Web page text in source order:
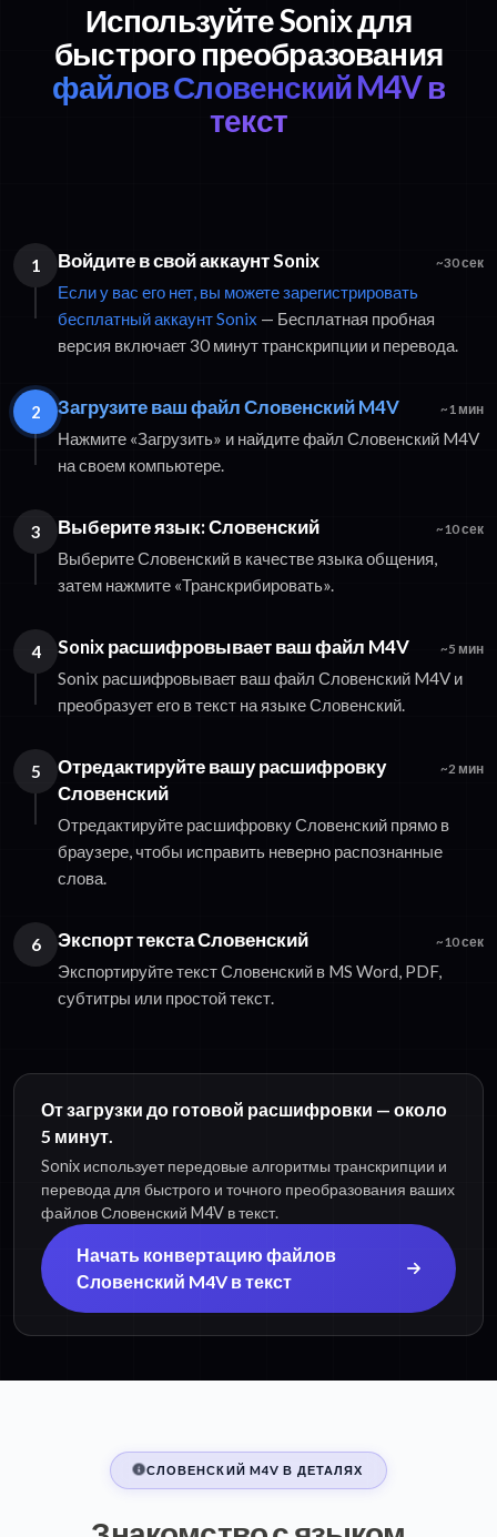
Используйте Sonix для
быстрого преобразования
файлов Словенский M4V в
текст
1 Войдите в свой аккаунт Sonix ~30 сек
Если у вас его нет, вы можете зарегистрировать
бесплатный аккаунт Sonix — Бесплатная пробная
версия включает 30 минут транскрипции и перевода.
2 Загрузите ваш файл Словенский M4V ~1 мин
Нажмите «Загрузить» и найдите файл Словенский M4V
на своем компьютере.
3 Выберите язык: Словенский ~10 сек
Выберите Словенский в качестве языка общения,
затем нажмите «Транскрибировать».
4 Sonix расшифровывает ваш файл M4V ~5 мин
Sonix расшифровывает ваш файл Словенский M4V и
преобразует его в текст на языке Словенский.
5
Отредактируйте вашу расшифровку
Словенский
~2 мин
Отредактируйте расшифровку Словенский прямо в
браузере, чтобы исправить неверно распознанные
слова.
6 Экспорт текста Словенский ~10 сек
Экспортируйте текст Словенский в MS Word, PDF,
субтитры или простой текст.
От загрузки до готовой расшифровки — около
5 минут.
Sonix использует передовые алгоритмы транскрипции и
перевода для быстрого и точного преобразования ваших
файлов Словенский M4V в текст.
Начать конвертацию файлов
Словенский M4V в текст
СЛОВЕНСКИЙ M4V В ДЕТАЛЯХ